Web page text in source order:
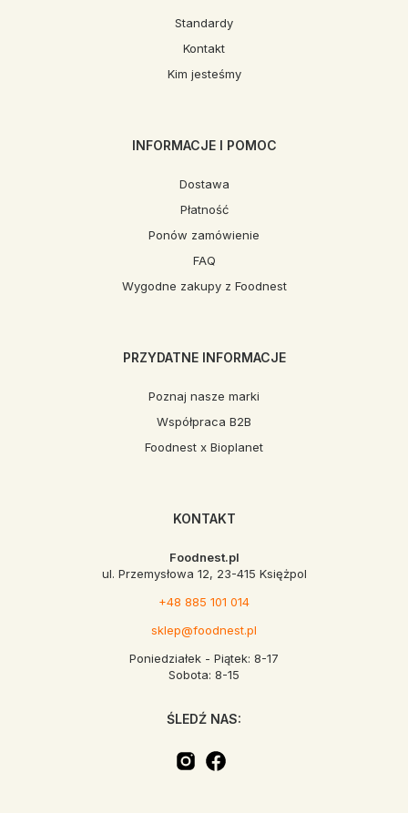
Standardy
Kontakt
Kim jesteśmy
INFORMACJE I POMOC
Dostawa
Płatność
Ponów zamówienie
FAQ
Wygodne zakupy z Foodnest
PRZYDATNE INFORMACJE
Poznaj nasze marki
Współpraca B2B
Foodnest x Bioplanet
KONTAKT
Foodnest.pl
ul. Przemysłowa 12, 23-415 Księżpol
+48 885 101 014
sklep@foodnest.pl
Poniedziałek - Piątek: 8-17
Sobota: 8-15
ŚLEDŹ NAS: